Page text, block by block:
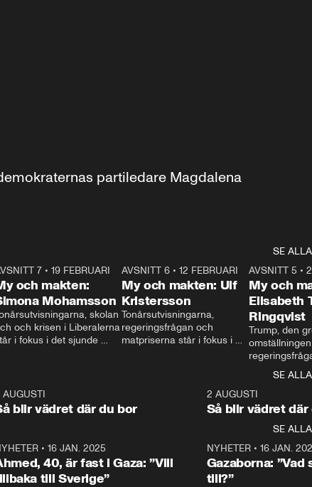
partiledare Magdalena
SE ALLA
24:30
7• 19 FEBRUARI
och makten:
Mohamsson
skolan
och krisen i Liberalerna
i fokus i det sjunde
My
ställer
och
till svars.
27:30
AVSNITT 6 •12 FEBRUARI
My och makten: Ulf
Kristersson
Tonårsutvisningarna,
regeringsfrågan och
matpriserna står i fokus i
Rohwedder ställer
statsminister Ulf Kristersson
AVSNITT 5 •
My och
Elisabeth
Ringqvist
Trump, den
centrum i
avsnittet av
Makten”. Se
Aftonbladets
Rohwedder
Thand Ring
SE ALLA
AUGUSTI
blir vädret där du bor
2 AUGUSTI
Så blir vädret där
SE ALLA
• 16 JAN. 2025
40, är fast i Gaza: ”Vill
till Sverige”
NYHETER• 16 JAN.
Gazaborna:
till?”